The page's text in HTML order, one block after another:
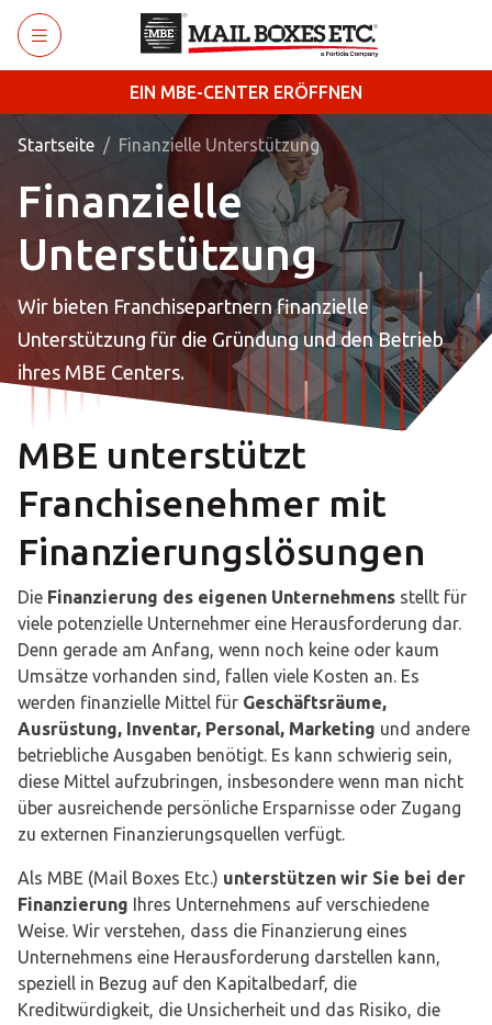
Zum Hauptinhalt wechseln
EIN MBE-CENTER ERÖFFNEN
Startseite Finanzielle Unterstützung
Finanzielle
Unterstützung
Wir bieten Franchisepartnern finanzielle
Unterstützung für die Gründung und den Betrieb
ihres MBE Centers.
MBE unterstützt
Franchisenehmer mit
Finanzierungslösungen
Die Finanzierung des eigenen Unternehmens stellt für
viele potenzielle Unternehmer eine Herausforderung dar.
Denn gerade am Anfang, wenn noch keine oder kaum
Umsätze vorhanden sind, fallen viele Kosten an. Es
werden finanzielle Mittel für Geschäftsräume,
Ausrüstung, Inventar, Personal, Marketing und andere
betriebliche Ausgaben benötigt. Es kann schwierig sein,
diese Mittel aufzubringen, insbesondere wenn man nicht
über ausreichende persönliche Ersparnisse oder Zugang
zu externen Finanzierungsquellen verfügt.
Als MBE (Mail Boxes Etc.) unterstützen wir Sie bei der
Finanzierung Ihres Unternehmens auf verschiedene
Weise. Wir verstehen, dass die Finanzierung eines
Unternehmens eine Herausforderung darstellen kann,
speziell in Bezug auf den Kapitalbedarf, die
Kreditwürdigkeit, die Unsicherheit und das Risiko, die